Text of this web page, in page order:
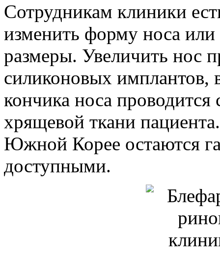
Сотрудникам клиники
изменить форму носа или
размеры. Увеличить нос
силиконовых имплантов,
кончика носа проводится
хрящевой ткани
Южной Корее остаются
доступными.